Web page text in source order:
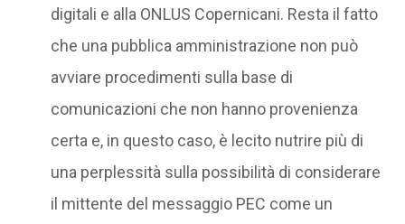
digitali e alla ONLUS Copernicani. Resta il fatto
che una pubblica amministrazione non può
avviare procedimenti sulla base di
comunicazioni che non hanno provenienza
certa e, in questo caso, è lecito nutrire più di
una perplessità sulla possibilità di considerare
il mittente del messaggio PEC come un